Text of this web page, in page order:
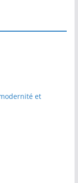
et